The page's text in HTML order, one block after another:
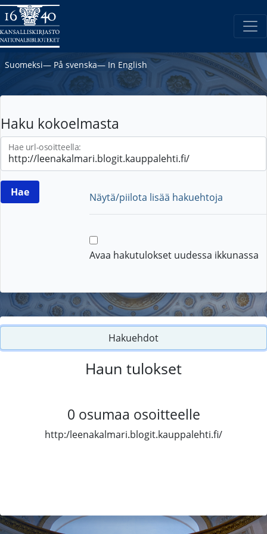
Suomeksi― På svenska― In English
Haku kokoelmasta
Hae url-osoitteella:
Näytä/piilota lisää hakuehtoja
Avaa hakutulokset uudessa ikkunassa
Hakuehdot
Haun tulokset
0 osumaa osoitteelle
http:/leenakalmari.blogit.kauppalehti.fi/